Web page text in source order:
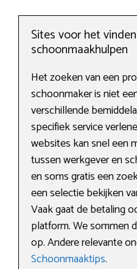
Sites voor het
schoonmaakhulpen
Het zoeken van een
schoonmaker is niet
verschillende
specifiek service
websites kan snel een
tussen werkgever en
en soms gratis een
een selectie bekijken
Vaak gaat de betaling
platform. We sommen
op. Andere relevante
Schoonmaaktips.